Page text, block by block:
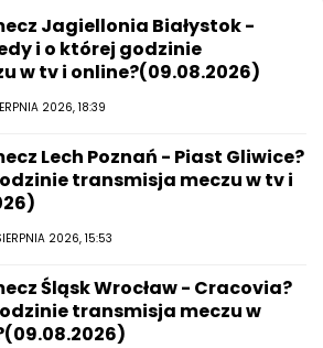
Jagiellonia Białystok -
i o której godzinie
w tv i online?(09.08.2026)
2026, 18:39
Lech Poznań - Piast Gliwice?
transmisja meczu w tv i
2026, 15:53
Śląsk Wrocław - Cracovia?
transmisja meczu w